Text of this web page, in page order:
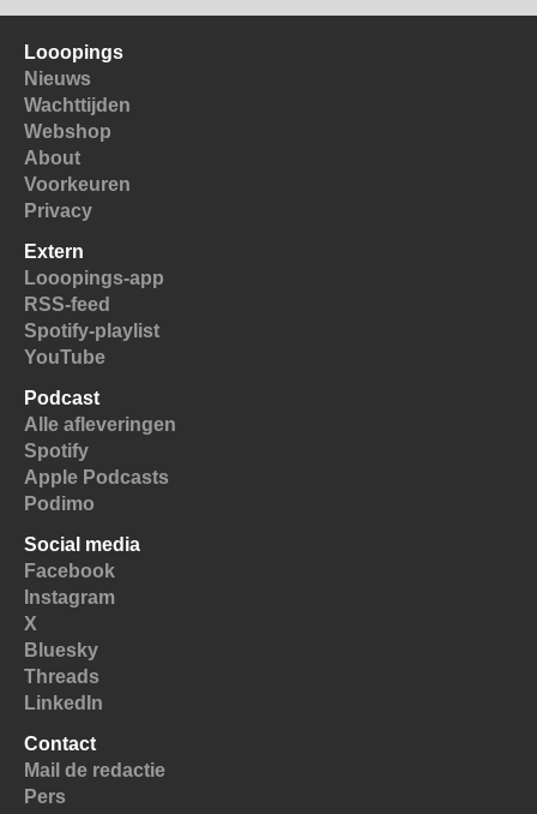
Looopings
Nieuws
Wachttijden
Webshop
About
Voorkeuren
Privacy
Extern
Looopings-app
RSS-feed
Spotify-playlist
YouTube
Podcast
Alle afleveringen
Spotify
Apple Podcasts
Podimo
Social media
Facebook
Instagram
X
Bluesky
Threads
LinkedIn
Contact
Mail de redactie
Pers